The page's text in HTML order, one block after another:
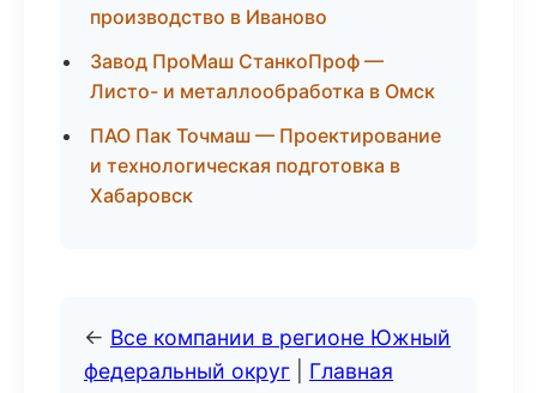
производство в Иваново
Завод ПроМаш СтанкоПроф —
Листо- и металлообработка в Омск
ПАО Пак Точмаш — Проектирование
и технологическая подготовка в
Хабаровск
← Все компании в регионе Южный
федеральный округ
Главная